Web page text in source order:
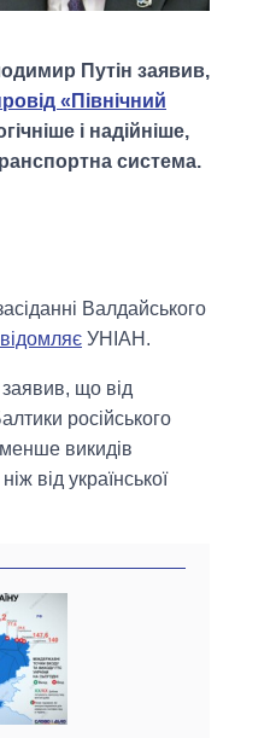
Путін заявив,
«Північний
і надійніше,
система.
Валдайського
УНІАН.
заявив, що від
російського
викидів
від української